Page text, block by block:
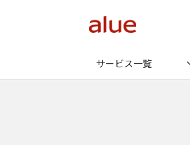
サービス一覧